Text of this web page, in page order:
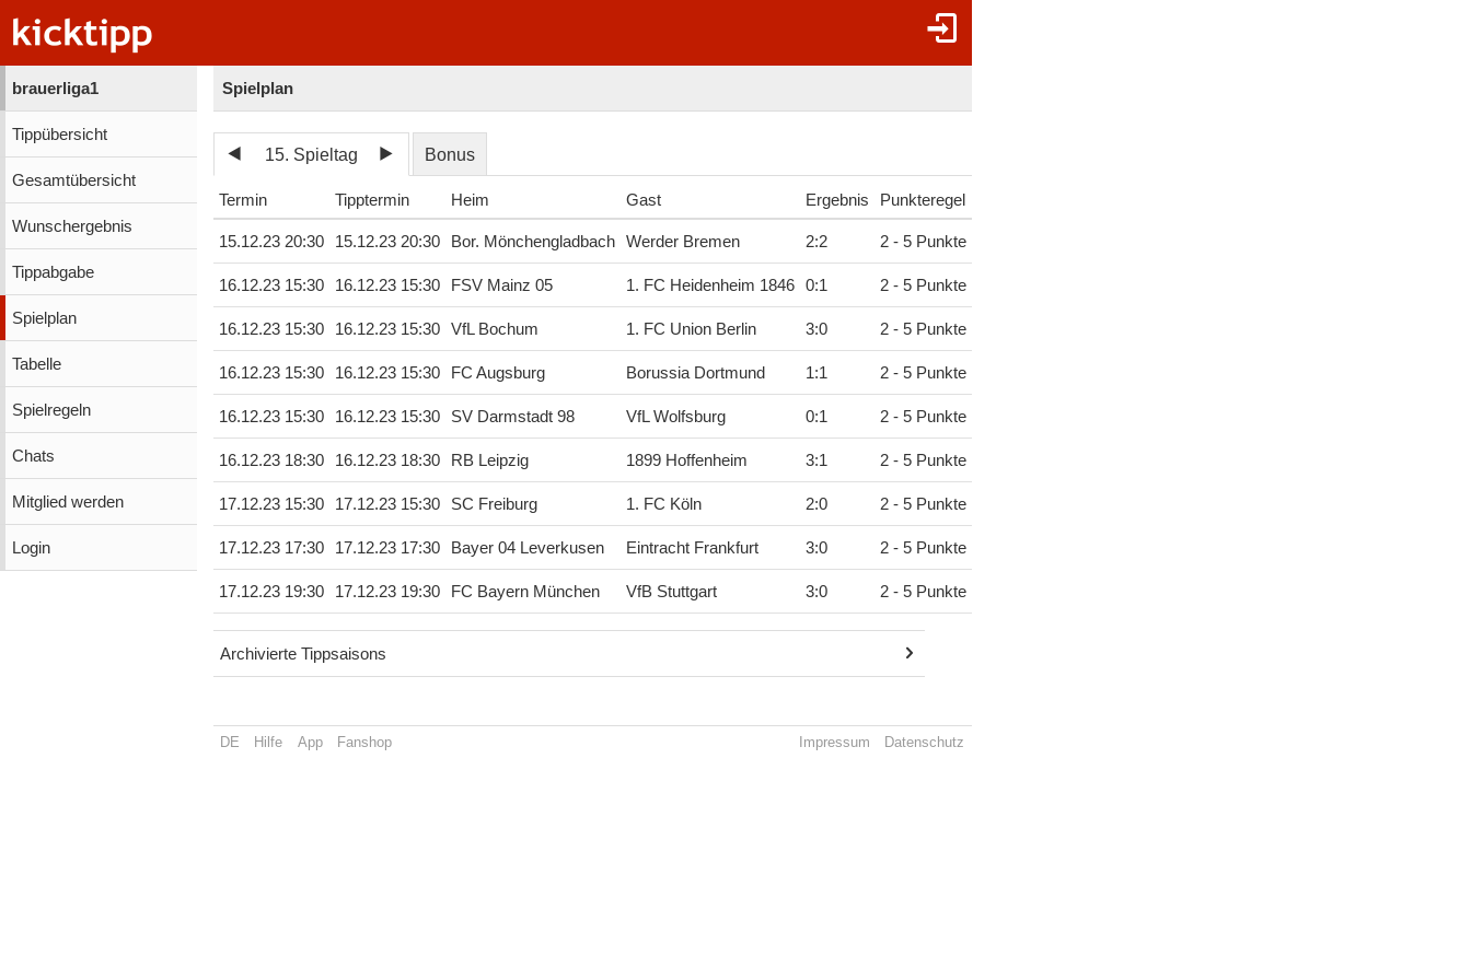
brauerliga1
Tippübersicht
Gesamtübersicht
Wunschergebnis
Tippabgabe
Spielplan
Tabelle
Spielregeln
Chats
Mitglied werden
Login
Spielplan
15. Spieltag Bonus
Termin Tipptermin Heim Gast Ergebnis Punkteregel
15.12.23 20:30 15.12.23 20:30 Bor. Mönchengladbach Werder Bremen 2:2 2 - 5 Punkte
16.12.23 15:30 16.12.23 15:30 FSV Mainz 05 1. FC Heidenheim 1846 0:1 2 - 5 Punkte
16.12.23 15:30 16.12.23 15:30 VfL Bochum 1. FC Union Berlin 3:0 2 - 5 Punkte
16.12.23 15:30 16.12.23 15:30 FC Augsburg Borussia Dortmund 1:1 2 - 5 Punkte
16.12.23 15:30 16.12.23 15:30 SV Darmstadt 98 VfL Wolfsburg 0:1 2 - 5 Punkte
16.12.23 18:30 16.12.23 18:30 RB Leipzig 1899 Hoffenheim 3:1 2 - 5 Punkte
17.12.23 15:30 17.12.23 15:30 SC Freiburg 1. FC Köln 2:0 2 - 5 Punkte
17.12.23 17:30 17.12.23 17:30 Bayer 04 Leverkusen Eintracht Frankfurt 3:0 2 - 5 Punkte
17.12.23 19:30 17.12.23 19:30 FC Bayern München VfB Stuttgart 3:0 2 - 5 Punkte
Archivierte Tippsaisons
DE Hilfe App Fanshop Impressum Datenschutz